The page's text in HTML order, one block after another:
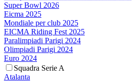
Super Bowl 2026
Eicma 2025
Mondiale per club 2025
EICMA Riding Fest 2025
Paralimpiadi Parigi 2024
Olimpiadi Parigi 2024
Euro 2024
Squadra Serie A
Atalanta